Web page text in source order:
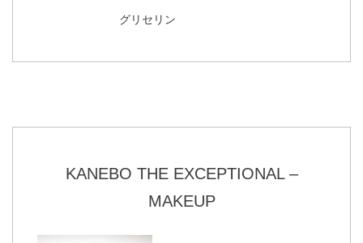
グリセリン
KANEBO THE EXCEPTIONAL –
MAKEUP